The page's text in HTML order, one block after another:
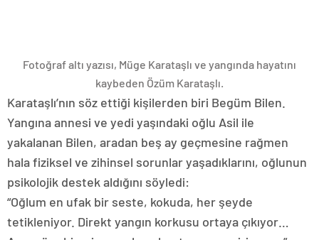
Fotoğraf altı yazısı, Müge Karataşlı ve yangında hayatını
kaybeden Özüm Karataşlı.
Karataşlı’nın söz ettiği kişilerden biri Begüm Bilen.
Yangına annesi ve yedi yaşındaki oğlu Asil ile
yakalanan Bilen, aradan beş ay geçmesine rağmen
hala fiziksel ve zihinsel sorunlar yaşadıklarını, oğlunun
psikolojik destek aldığını söyledi:
“Oğlum en ufak bir seste, kokuda, her şeyde
tetikleniyor. Direkt yangın korkusu ortaya çıkıyor…